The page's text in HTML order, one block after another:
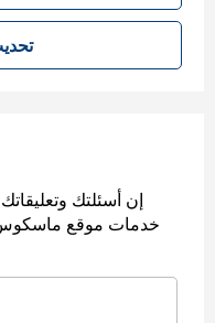
تحديث الصفحة
إن أسئلتك
خدمات موقع ماسكوس.